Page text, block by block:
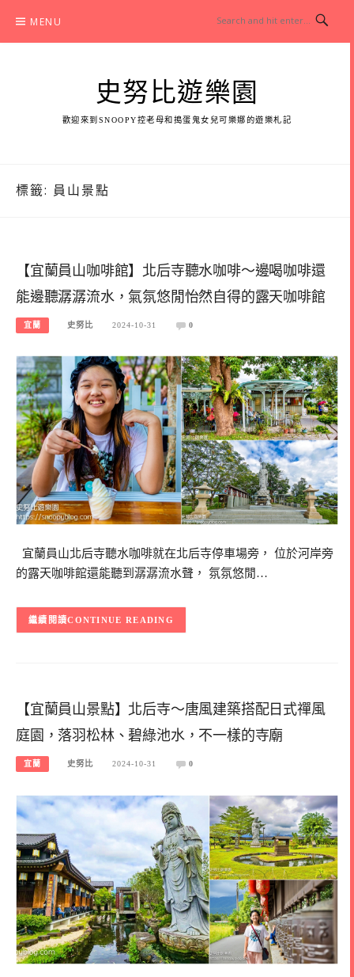
content
MENU
史努比遊樂園
歡迎來到SNOOPY控老母和搗蛋鬼女兒可樂娜的遊樂札記
標籤: 員山景點
【宜蘭員山咖啡館】北后寺聽水咖啡～邊喝咖啡還
能邊聽潺潺流水，氣氛悠閒怡然自得的露天咖啡館
宜蘭 史努比 2024-10-31 0
宜蘭員山北后寺聽水咖啡就在北后寺停車場旁， 位於河岸旁
的露天咖啡館還能聽到潺潺流水聲， 氛氛悠閒…
CONTINUE READING
【宜蘭員山景點】北后寺～唐風建築搭配日式禪風
庭園，落羽松林、碧綠池水，不一樣的寺廟
宜蘭 史努比 2024-10-31 0